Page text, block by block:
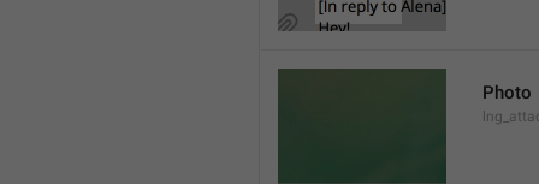
Photo